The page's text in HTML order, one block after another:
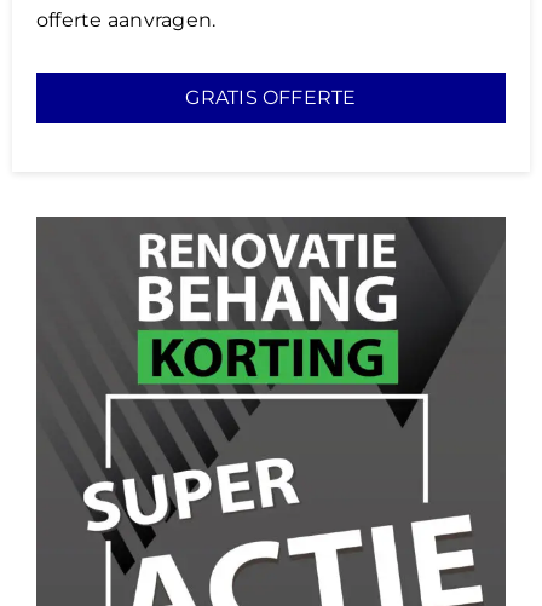
offerte aanvragen.
GRATIS OFFERTE